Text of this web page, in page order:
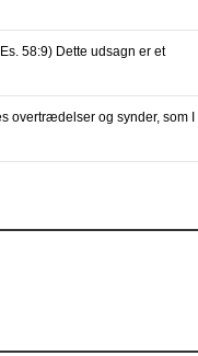
58:9) Dette udsagn er et
overtrædelser og synder, som I